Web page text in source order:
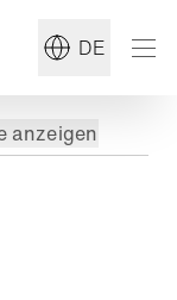
DE
anzeigen